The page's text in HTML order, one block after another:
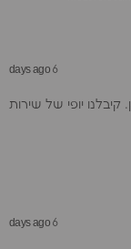
6 days ago
קיבלנו יופי של שירות
6 days ago